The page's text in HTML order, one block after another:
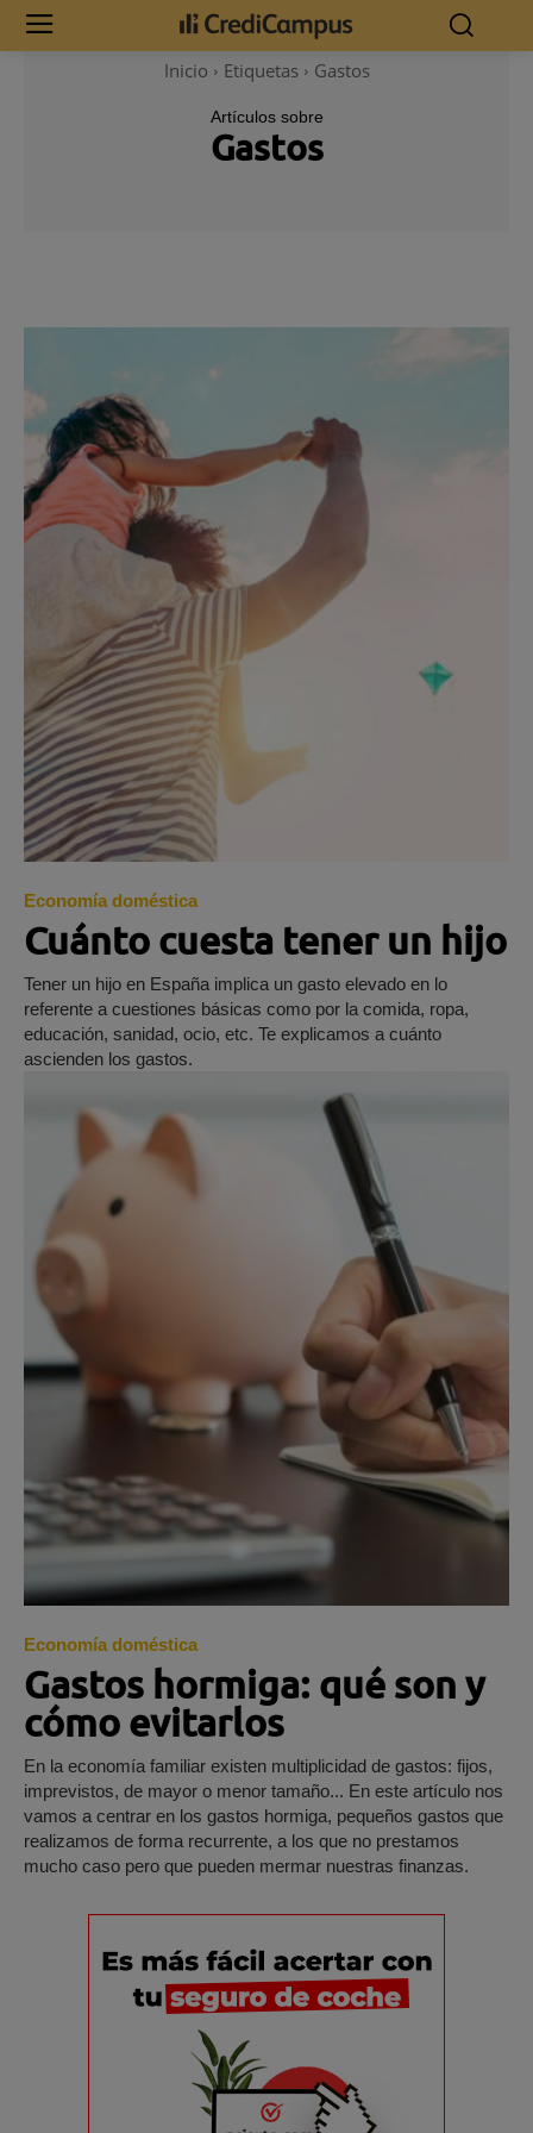
Inicio Etiquetas Gastos
Artículos sobre
Gastos
Economía doméstica
Cuánto cuesta tener un hijo
Tener un hijo en España implica un gasto elevado en lo
referente a cuestiones básicas como por la comida, ropa,
educación, sanidad, ocio, etc. Te explicamos a cuánto
ascienden los gastos.
Economía doméstica
Gastos hormiga: qué son y
cómo evitarlos
En la economía familiar existen multiplicidad de gastos: fijos,
imprevistos, de mayor o menor tamaño... En este artículo nos
vamos a centrar en los gastos hormiga, pequeños gastos que
realizamos de forma recurrente, a los que no prestamos
mucho caso pero que pueden mermar nuestras finanzas.